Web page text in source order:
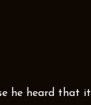
he heard that it